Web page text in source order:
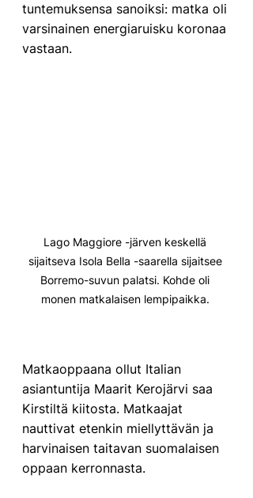
tuntemuksensa sanoiksi: matka oli
varsinainen energiaruisku koronaa
vastaan.
Lago Maggiore -järven keskellä
sijaitseva Isola Bella -saarella sijaitsee
Borremo-suvun palatsi. Kohde oli
monen matkalaisen lempipaikka.
Matkaoppaana ollut Italian
asiantuntija Maarit Kerojärvi saa
Kirstiltä kiitosta. Matkaajat
nauttivat etenkin miellyttävän ja
harvinaisen taitavan suomalaisen
oppaan kerronnasta.